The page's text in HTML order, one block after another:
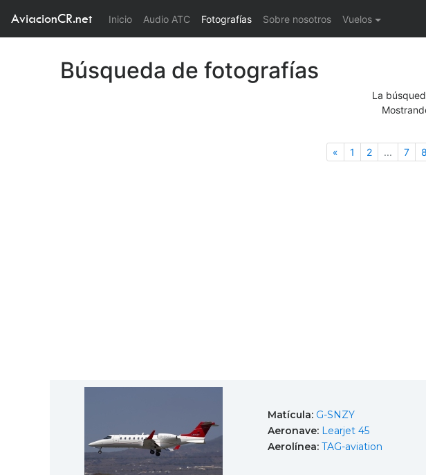
AviacionCR.net Inicio(current)
Audio ATC Fotografías Sobre nosotros Vuelos
Búsqueda de fotografías
La
«Anterior
1 2 ... 7 8
Matícula: G-SNZY
Aeronave: Learjet 45
Aerolínea: TAG-aviation